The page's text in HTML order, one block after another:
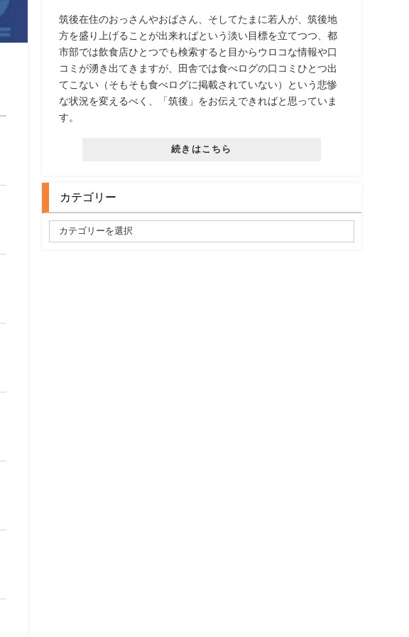
筑後在住のおっさんやおばさん、そしてたまに若人が、筑後地
方を盛り上げることが出来ればという淡い目標を立てつつ、都
市部では飲食店ひとつでも検索すると目からウロコな情報や口
コミが湧き出てきますが、田舎では食べログの口コミひとつ出
てこない（そもそも食べログに掲載されていない）という悲惨
な状況を変えるべく、「筑後」をお伝えできればと思っていま
す。
続きはこちら
カテゴリー